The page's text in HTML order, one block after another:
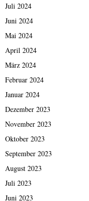
Juli 2024
Juni 2024
Mai 2024
April 2024
März 2024
Februar 2024
Januar 2024
Dezember 2023
November 2023
Oktober 2023
September 2023
August 2023
Juli 2023
Juni 2023